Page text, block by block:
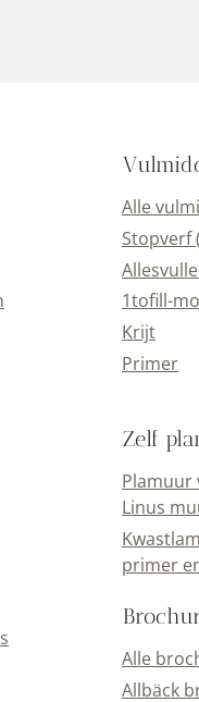
Alle
Stopverf
1tofill-
Krijt
Primer
Zelf
Plamuur
Linus
primer
Alle
Allbäck